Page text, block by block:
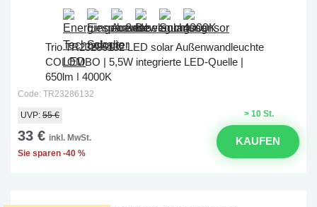
Trio TR23286132 LED solar Außenwandleuchte
COLOMBO | 5,5W integrierte LED-Quelle |
650lm | 4000K
Code: TR23286132
> 10 St.
UVP: 55 €
33 € inkl. MwSt.
Sie sparen -40 %
KAUFEN